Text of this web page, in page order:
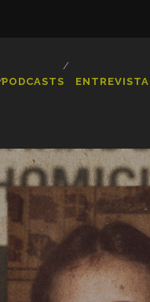
PODCASTS ENTREVISTA